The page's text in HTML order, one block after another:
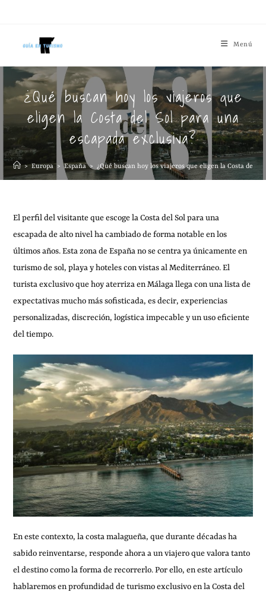
Menú
¿Qué buscan hoy los viajeros que
eligen la Costa del Sol para una
escapada exclusiva?
> Europa > España > ¿Qué buscan hoy los viajeros que eligen la Costa del
El perfil del visitante que escoge la Costa del Sol para una
escapada de alto nivel ha cambiado de forma notable en los
últimos años. Esta zona de España no se centra ya únicamente en
turismo de sol, playa y hoteles con vistas al Mediterráneo. El
turista exclusivo que hoy aterriza en Málaga llega con una lista de
expectativas mucho más sofisticada, es decir, experiencias
personalizadas, discreción, logística impecable y un uso eficiente
del tiempo.
En este contexto, la costa malagueña, que durante décadas ha
sabido reinventarse, responde ahora a un viajero que valora tanto
el destino como la forma de recorrerlo. Por ello, en este artículo
hablaremos en profundidad de turismo exclusivo en la Costa del